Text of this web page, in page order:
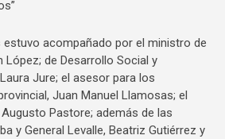
acompañado por el ministro de
López; de Desarrollo Social y
Jure; el asesor para los
Juan Manuel Llamosas; el
Pastore; además de las
y General Levalle, Beatriz Gutiérrez y